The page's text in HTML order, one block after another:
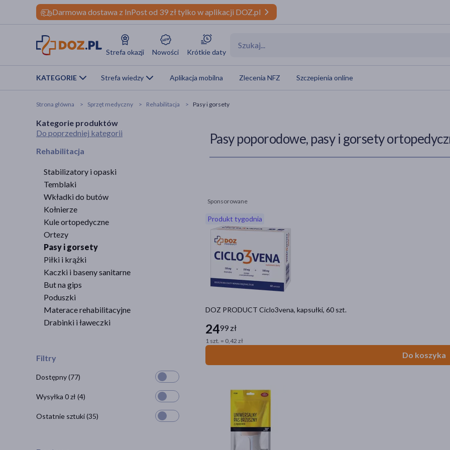
Darmowa dostawa z InPost od 39 zł tylko w aplikacji DOZ.pl
Strefa okazji Nowości Krótkie daty
KATEGORIE Strefa wiedzy Aplikacja mobilna Zlecenia NFZ Szczepienia online
Strona główna Sprzęt medyczny Rehabilitacja Pasy i gorsety
Pasy poporodowe, pasy i gorsety
Sponsorowane
Produkt tygodnia
DOZ PRODUCT Ciclo3vena, kapsułki, 60 szt.
2499 zł
1 szt. = 0,42 zł
Do koszyka
Kategorie produktów
Do poprzedniej kategorii
Rehabilitacja
Stabilizatory i opaski
Temblaki
Wkładki do butów
Kołnierze
Kule ortopedyczne
Ortezy
Pasy i gorsety
Piłki i krążki
Kaczki i baseny sanitarne
But na gips
Poduszki
Materace rehabilitacyjne
Drabinki i ławeczki
Filtry
Dostępny(77)
Wysyłka 0 zł (4)
Ostatnie sztuki(35)